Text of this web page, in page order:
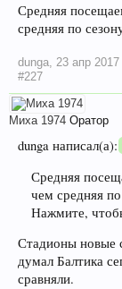
Средняя
средняя по
dunga 23 апр 2017
#227
Миха 1974 Оратор
dunga написал(а):
Средняя
чем средняя
Нажмите,
Стадионы новые
думал Балтика
сравняли.